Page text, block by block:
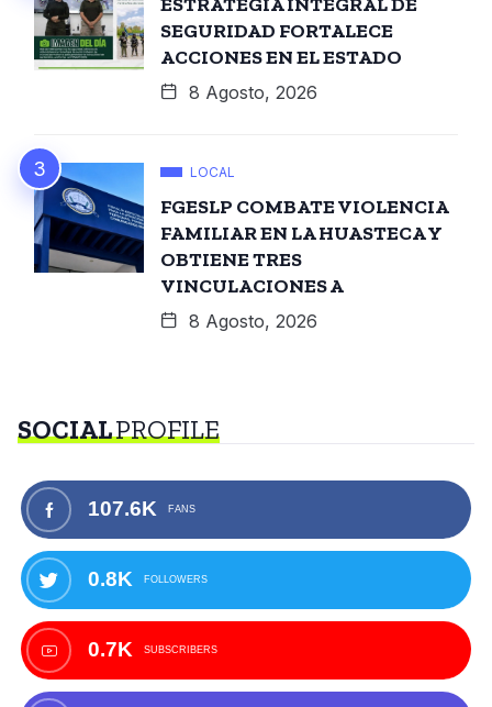
SEGURIDAD FORTALECE
ACCIONES EN EL ESTADO
8 Agosto, 2026
LOCAL
FGESLP COMBATE VIOLENCIA
FAMILIAR EN LA HUASTECA Y
OBTIENE TRES
VINCULACIONES A
8 Agosto, 2026
SOCIALPROFILE
107.6K FANS
0.8K FOLLOWERS
0.7K SUBSCRIBERS